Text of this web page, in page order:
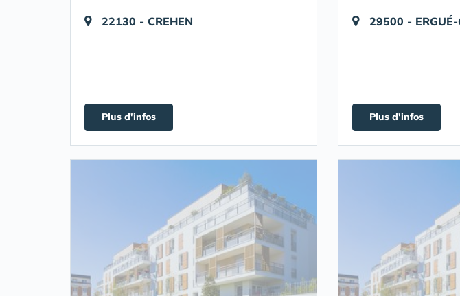
22130 - CREHEN
Plus d'infos
29500 - ERGUÉ-
Plus d'infos